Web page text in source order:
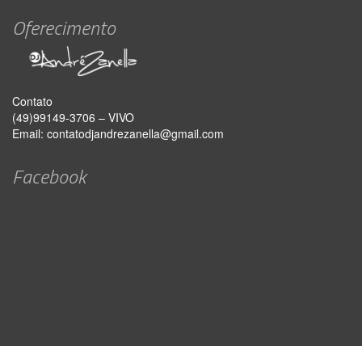
Oferecimento
Contato
(49)99149-3706 – VIVO
Email: contatodjandrezanella@gmail.com
Facebook